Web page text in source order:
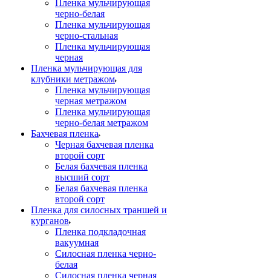
Пленка мульчирующая
черно-белая
Пленка мульчирующая
черно-стальная
Пленка мульчирующая
черная
Пленка мульчирующая для
клубники метражом
Пленка мульчирующая
черная метражом
Пленка мульчирующая
черно-белая метражом
Бахчевая пленка
Черная бахчевая пленка
второй сорт
Белая бахчевая пленка
высший сорт
Белая бахчевая пленка
второй сорт
Пленка для силосных траншей и
курганов
Пленка подкладочная
вакуумная
Силосная пленка черно-
белая
Силосная пленка черная